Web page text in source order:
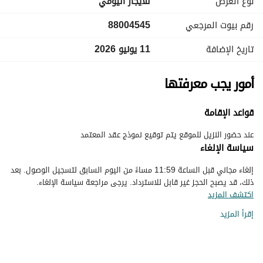
رقم بيوت المرجعي
88004545
تاريخ الإضافة
11 يونيو 2026
أمور يجب معرفتها
قواعد الإقامة
عند حضور النزيل للموقع يتم توقيع نموذج عقد المعتمد
سياسة الإلغاء
إلغاء مجاني قبل الساعة 11:59 مساءً من اليوم السابق لتسجيل الوصول. بعد
ذلك، قد يصبح الحجز غير قابل للاسترداد. يرجى مراجعة سياسة الإلغاء.
اكتشف المزيد
إقرأ المزيد